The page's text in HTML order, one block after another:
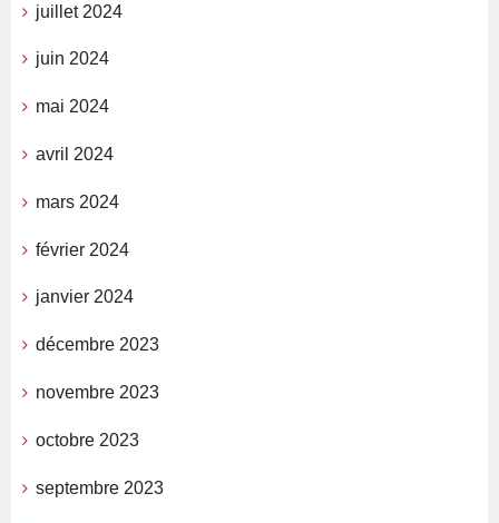
juillet 2024
juin 2024
mai 2024
avril 2024
mars 2024
février 2024
janvier 2024
décembre 2023
novembre 2023
octobre 2023
septembre 2023